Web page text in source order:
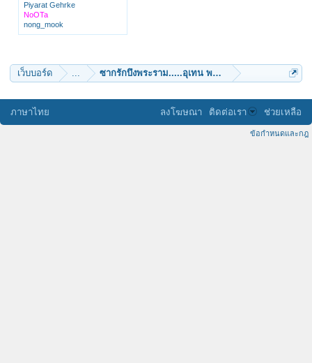
Piyarat Gehrke
NoOTa
nong_mook
เว็บบอร์ด ... ซากรักบึงพระราม.....อุเทน พรหมินทร์
ภาษาไทย ลงโฆษณา ติดต่อเรา ช่วยเหลือ
ข้อกำหนดและกฎ